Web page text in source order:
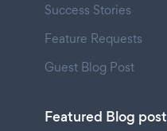
Success Stories
Feature Requests
Guest Blog Post
Featured Blog post